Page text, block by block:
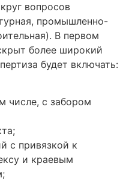
вопросов
промышленно-
В первом
более широкий
будет включать:
числе, с забором
с привязкой к
и краевым